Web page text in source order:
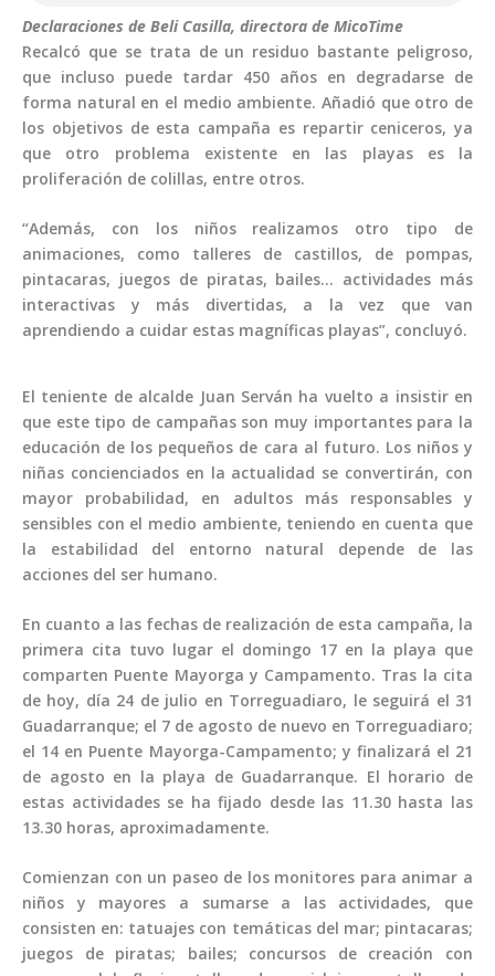
Declaraciones de Beli Casilla, directora de MicoTime
Recalcó que se trata de un residuo bastante peligroso,
que incluso puede tardar 450 años en degradarse de
forma natural en el medio ambiente. Añadió que otro de
los objetivos de esta campaña es repartir ceniceros, ya
que otro problema existente en las playas es la
proliferación de colillas, entre otros.
“Además, con los niños realizamos otro tipo de
animaciones, como talleres de castillos, de pompas,
pintacaras, juegos de piratas, bailes… actividades más
interactivas y más divertidas, a la vez que van
aprendiendo a cuidar estas magníficas playas”, concluyó.
El teniente de alcalde Juan Serván ha vuelto a insistir en
que este tipo de campañas son muy importantes para la
educación de los pequeños de cara al futuro. Los niños y
niñas concienciados en la actualidad se convertirán, con
mayor probabilidad, en adultos más responsables y
sensibles con el medio ambiente, teniendo en cuenta que
la estabilidad del entorno natural depende de las
acciones del ser humano.
En cuanto a las fechas de realización de esta campaña, la
primera cita tuvo lugar el domingo 17 en la playa que
comparten Puente Mayorga y Campamento. Tras la cita
de hoy, día 24 de julio en Torreguadiaro, le seguirá el 31
Guadarranque; el 7 de agosto de nuevo en Torreguadiaro;
el 14 en Puente Mayorga-Campamento; y finalizará el 21
de agosto en la playa de Guadarranque. El horario de
estas actividades se ha fijado desde las 11.30 hasta las
13.30 horas, aproximadamente.
Comienzan con un paseo de los monitores para animar a
niños y mayores a sumarse a las actividades, que
consisten en: tatuajes con temáticas del mar; pintacaras;
juegos de piratas; bailes; concursos de creación con